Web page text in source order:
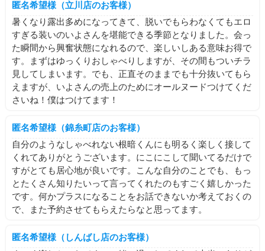
ノリで錦糸町出勤しちゃう？？？？
わさ姉と一緒に出勤なう屋さんです✨
普段会えない層の方などに会える機会！！
と思いワクワクしてる💭
まだあと3時間くらいあるので
という方ぜひぜひ
今からお待ちしてます🌱🌱🌱🌱
わくわく
うきうき
どきどき
気温変化が最近激しくて皆様体調の方いかがされてますか？
お元気ですか(ᵕ •̥ ·̫ •̥ ᵕ)？
最近本当に体調を崩しやすくなってて周りでも結構高熱とか
風邪とかインフルとか多いです💦💦💦💦
とっっても心配してます💭💭💭
ろうね(ᵕ •̥ ·̫ •̥ ᵕ)
いよは相変わらずめっちゃ元気💨💨💨
と、いいつついま生理が来ちゃいましたまじ、いまほん
と、いま
なので体調崩す予定ができました!!!
ということなので明日の予定が町田店13時~19時出勤です🔥
匿名希望様（立川店のお客様）
暑くなり露出多めになってきて、脱いでもらわなくてもエロ
すぎる装いのいよさんを堪能できる季節となりました。会っ
た瞬間から興奮状態になれるので、楽しいしある意味お得で
す。まずはゆっくりおしゃべりしますが、その間もついチラ
見してしまいます。でも、正直そのままでも十分抜いてもら
えますが、いよさんの売上のためにオールヌードつけてくだ
さいね！僕はつけてます！
匿名希望様（錦糸町店のお客様）
自分のようなしゃべれない根暗くんにも明るく楽しく接して
くれてありがとうございます。にこにこして聞いてるだけで
すがとても居心地が良いです。こんな自分のことでも、もっ
とたくさん知りたいって言ってくれたのもすごく嬉しかった
です。何かプラスになることをお話できないか考えておくの
で、また予約させてもらえたらなと思ってます。
匿名希望様（しんばし店のお客様）